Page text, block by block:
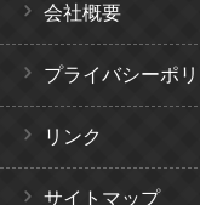
会社概要
プライバシーポ
リンク
サイトマップ